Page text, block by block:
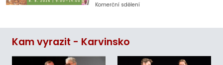
Komerční sdělení
Kam vyrazit - Karvinsko